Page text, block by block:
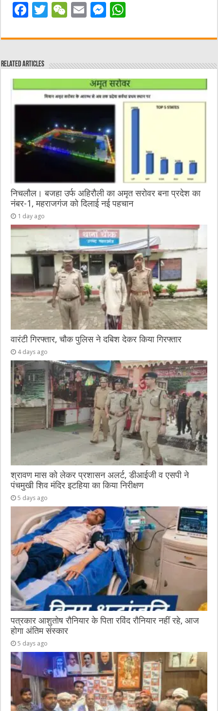
F
c
e
b
o
o
T
it
r
W
C
at
E
ai
M
ss
n
g
er
at
A
p
p
Related Articles
निचलौल। बजहा उर्फ अहिरौली का अमृत सरोवर बना प्रदेश का
नंबर-1, महराजगंज को दिलाई नई पहचान
1 day ago
वारंटी गिरफ्तार, चौक पुलिस ने दबिश देकर किया गिरफ्तार
4 days ago
श्रावण मास को लेकर प्रशासन अलर्ट, डीआईजी व एसपी ने
पंचमुखी शिव मंदिर इटहिया का किया निरीक्षण
5 days ago
पत्रकार आशुतोष रौनियार के पिता रविंद रौनियार नहीं रहे, आज
होगा अंतिम संस्कार
5 days ago